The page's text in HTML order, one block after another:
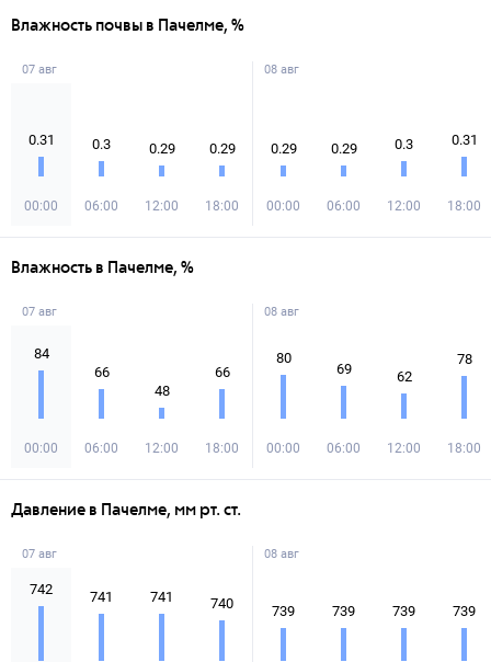
Влажность почвы в Пачелме, %
07 авг
0.31
00:00
0.3
06:00
0.29
12:00
0.29
18:00
08 авг
0.29
00:00
0.29
06:00
0.3
12:00
0.31
18:00
Влажность в Пачелме, %
07 авг
84
00:00
66
06:00
48
12:00
66
18:00
08 авг
80
00:00
69
06:00
62
12:00
78
18:00
Давление в Пачелме, мм рт. ст.
07 авг
742 741 741 740
08 авг
739 739 739 739